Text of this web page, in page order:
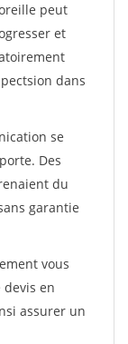
peut
et
dans
se
Des
du
garantie
vous
en
assurer un